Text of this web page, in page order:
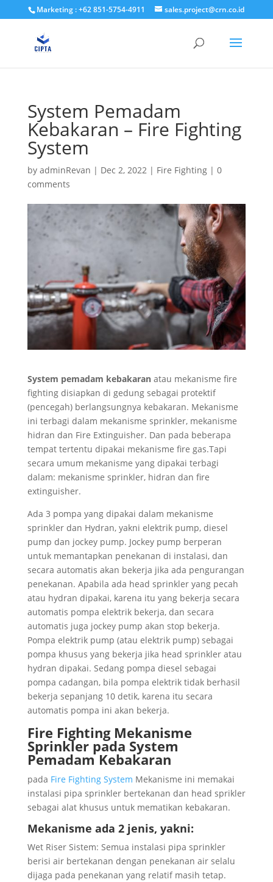
Marketing : +62 851-5754-4911 sales.project@crn.co.id
System Pemadam
Kebakaran – Fire Fighting
System
by adminRevan | Dec 2, 2022| Fire Fighting| 0
comments
System pemadam kebakaranatau mekanisme fire
fighting disiapkan di gedung sebagai protektif
(pencegah) berlangsungnya kebakaran. Mekanisme
ini terbagi dalam mekanisme sprinkler, mekanisme
hidran dan Fire Extinguisher. Dan pada beberapa
tempat tertentu dipakai mekanisme fire gas.Tapi
secara umum mekanisme yang dipakai terbagi
dalam: mekanisme sprinkler, hidran dan fire
extinguisher.
Ada 3 pompa yang dipakai dalam mekanisme
sprinkler dan Hydran, yakni elektrik pump, diesel
pump dan jockey pump. Jockey pump berperan
untuk memantapkan penekanan di instalasi, dan
secara automatis akan bekerja jika ada pengurangan
penekanan. Apabila ada head sprinkler yang pecah
atau hydran dipakai, karena itu yang bekerja secara
automatis pompa elektrik bekerja, dan secara
automatis juga jockey pump akan stop bekerja.
Pompa elektrik pump (atau elektrik pump) sebagai
pompa khusus yang bekerja jika head sprinkler atau
hydran dipakai. Sedang pompa diesel sebagai
pompa cadangan, bila pompa elektrik tidak berhasil
bekerja sepanjang 10 detik, karena itu secara
automatis pompa ini akan bekerja.
Fire Fighting Mekanisme
Sprinkler pada System
Pemadam Kebakaran
pada Fire Fighting System Mekanisme ini memakai
instalasi pipa sprinkler bertekanan dan head sprikler
sebagai alat khusus untuk mematikan kebakaran.
Mekanisme ada 2 jenis, yakni:
Wet Riser Sistem: Semua instalasi pipa sprinkler
berisi air bertekanan dengan penekanan air selalu
dijaga pada penekanan yang relatif masih tetap.